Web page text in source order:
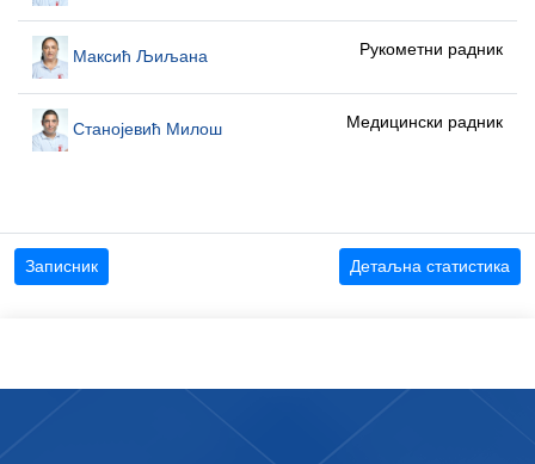
Максић Љиљана Рукометни радник
Станојевић Милош Медицински радник
Записник Детаљна статистика